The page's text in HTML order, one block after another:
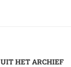
UIT HET ARCHIEF